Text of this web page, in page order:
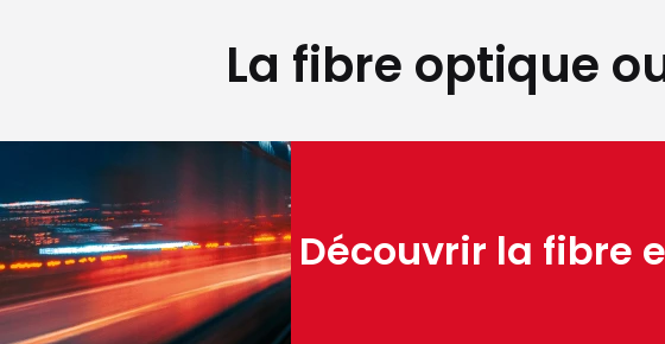
La fibre optique
Découvrir la fibre